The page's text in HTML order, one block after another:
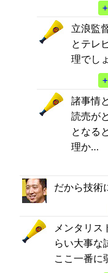
立浪監
とテレ
理でし
諸事情
読売が
となる
理か…
だから技術
メンタリス
らい大事な
ここ一番に